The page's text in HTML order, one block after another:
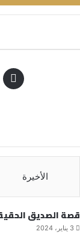
الأخيرة
قصة الصديق
3 يناير، 2024